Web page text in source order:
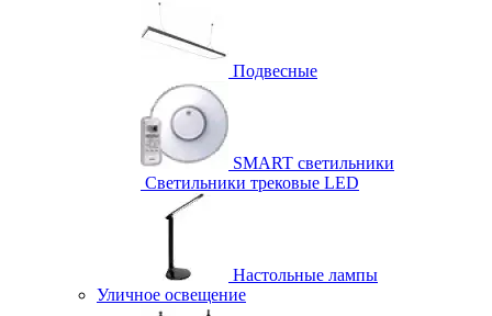
Подвесные
SMART светильники
Светильники трековые LED
Настольные лампы
Уличное освещение